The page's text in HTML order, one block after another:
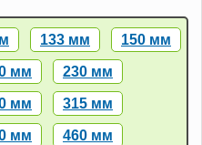
133 мм 150 мм
мм 230 мм
мм 315 мм
мм 460 мм